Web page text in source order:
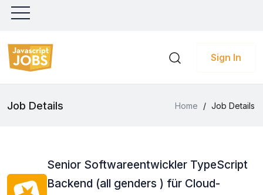
Sign In
Job Details Home / Job Details
Senior Softwareentwickler TypeScript
Backend (all genders ) für Cloud-